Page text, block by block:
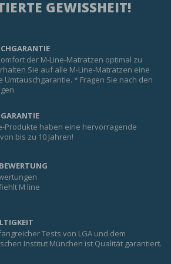
GEWISSHEIT!
der M-Line-Matratzen optimal zu
Sie auf alle M-Line-Matratzen eine
Umtauschgarantie. * Fragen Sie nach den
Produkte haben eine hervorragende
bis zu 10 Jahren!
M line
Tests von LGA und dem
Institut München ist Qualität garantiert.